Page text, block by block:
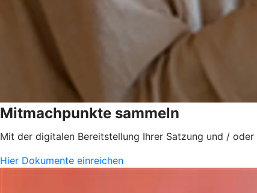
Mitmachpunkte sammeln
Mit der digitalen Bereitstellung Ihrer Satzung und /
Hier Dokumente einreichen